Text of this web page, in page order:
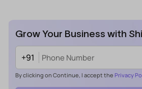
Grow Your Business with
+91
By clicking on Continue, I accept the Privacy